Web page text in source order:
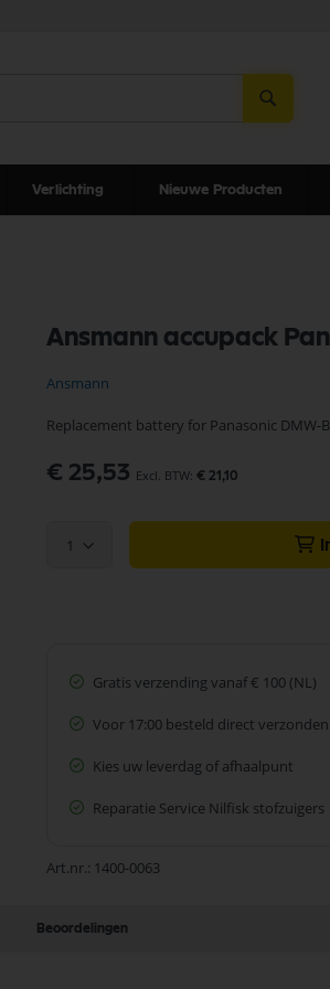
Verlichting Nieuwe Producten
Ansmann accupack
Ansmann
Replacement battery for Panasonic DMW-
€ 25,53 € 21,10
1
Gratis verzending vanaf € 100 (NL)
Voor 17:00 besteld direct verzonden
Kies uw leverdag of afhaalpunt
Reparatie Service Nilfisk stofzuigers
Art.nr. 1400-0063
Beoordelingen